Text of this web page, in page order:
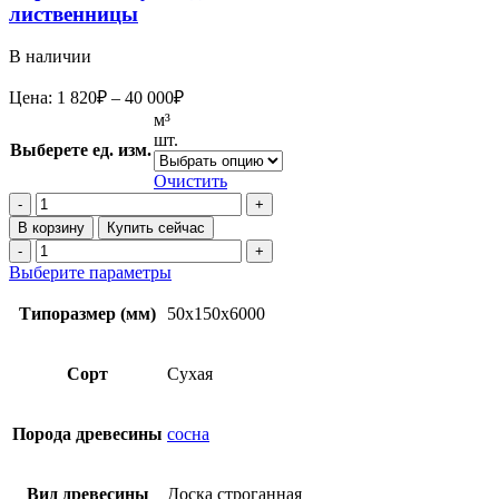
лиственницы
В наличии
Цена: 1 820₽ – 40 000₽Диапазон
820₽
–
40
000₽
Выберете ед. изм.
м³
шт.
Очистить
Количество
товара
Строганная
сухая
доска
мм
В корзину Купить сейчас
Количество
товара
Строганная
сухая
доска
Выберите параметрыЭтот
имеет
Опции
на
Типоразмер (мм) 50x150x6000
Сорт Сухая
Порода древесины сосна
Вид древесины Доска строганная